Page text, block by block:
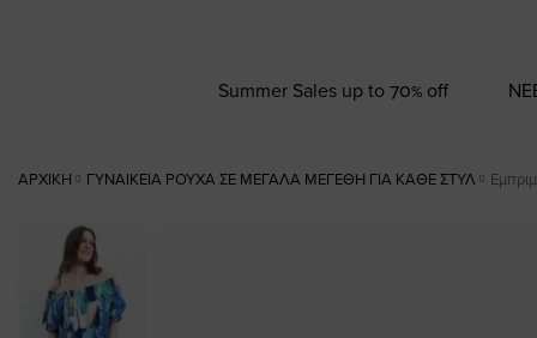
Summer Sales up to 70% off
ΑΡΧΙΚΉ ΓΥΝΑΙΚΕΊΑ ΡΟΎΧΑ ΣΕ ΜΕΓΆΛΑ ΜΕΓΈΘΗ ΓΙΑ ΚΆΘΕ ΣΤΥΛ
end